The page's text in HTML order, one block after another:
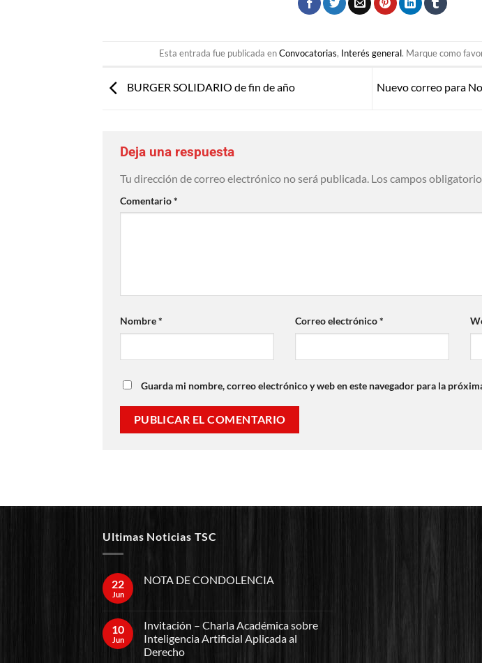
Esta entrada fue publicada enConvocatorias, Interés general. Marque como
BURGER SOLIDARIO de fin de año Nuevo correo para
Deja una respuesta
Tu dirección de correo electrónico no será publicada. Los campos
Comentario*
Nombre* Correo electrónico*
Guarda mi nombre, correo electrónico y web en este navegador para la
Ultimas Noticias TSC
22
Jun
NOTA DE CONDOLENCIA
10
Jun
Invitación – Charla Académica sobre
Inteligencia Artificial Aplicada al
Derecho